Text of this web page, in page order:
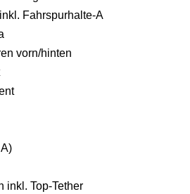
Fahrspurhalte-A
vorn/hinten
inkl. Top-Tether